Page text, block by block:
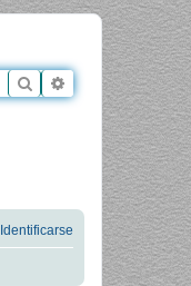
Buscar Búsqueda
Identificarse